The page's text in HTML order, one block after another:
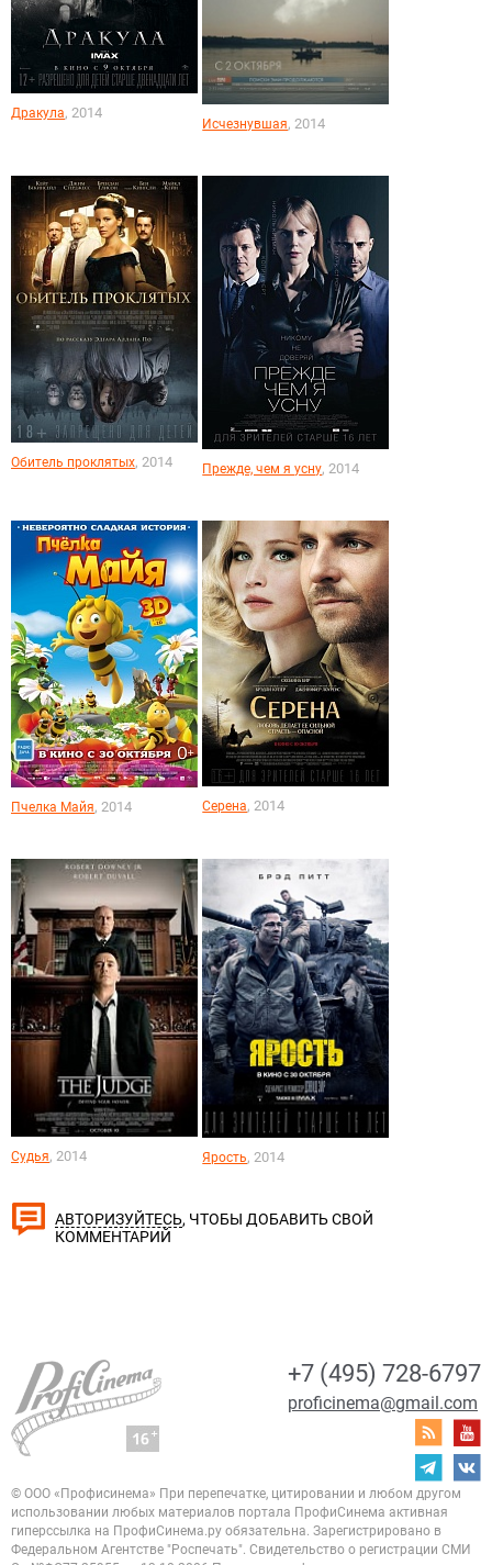
Дракула, 2014
Исчезнувшая, 2014
Обитель проклятых, 2014 Прежде, чем я усну, 2014
Пчелка Майя, 2014 Серена, 2014
Судья, 2014 Ярость, 2014
АВТОРИЗУЙТЕСЬ, ЧТОБЫ ДОБАВИТЬ СВОЙ
КОММЕНТАРИЙ
+7 (495) 728-6797
proficinema@gmail.com
© ООО «Профисинема» При перепечатке, цитировании и любом другом
использовании любых материалов портала ПрофиСинема активная
гиперссылка на ПрофиСинема.ру обязательна. Зарегистрировано в
Федеральном Агентстве "Роспечать". Свидетельство о регистрации СМИ